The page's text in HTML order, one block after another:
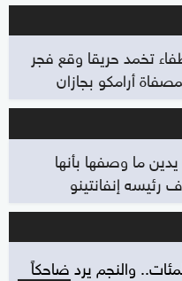
تخمد حريقا وقع فجر
أرامكو بجازان
ما وصفها بأنها
إنفانتينو
والنجم يرد ضاحكاً